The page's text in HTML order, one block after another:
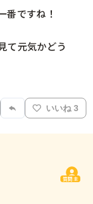
ですね！
て元気かどう
いいね 3
質問主